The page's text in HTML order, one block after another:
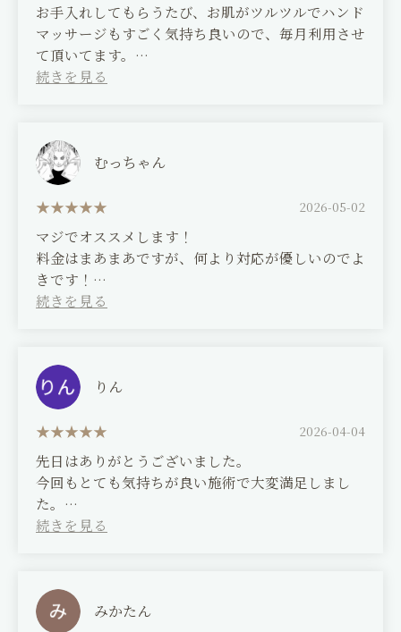
0774-26-8387
お問い合わせはこちら
京都府京田辺市興戸町田2
お手入れしてもらうたび、お肌がツルツルでハンド
マッサージもすごく気持ち良いので、毎月利用させ
て頂いてます。
smooth and the hand massage is incredibly
relaxing, so I use their services every month.
むっちゃん
2026-05-02
マジでオススメします！
料金はまあまあですが、何より対応が優しいのでよ
きです！
The price is reasonable, but above all, the
service is incredibly friendly, which is great!
りん
2026-04-04
先日はありがとうございました。
今回もとても気持ちが良い施術で大変満足しまし
た。
次回も楽しみにしています。
Thank you so much for the other day.
みかたん